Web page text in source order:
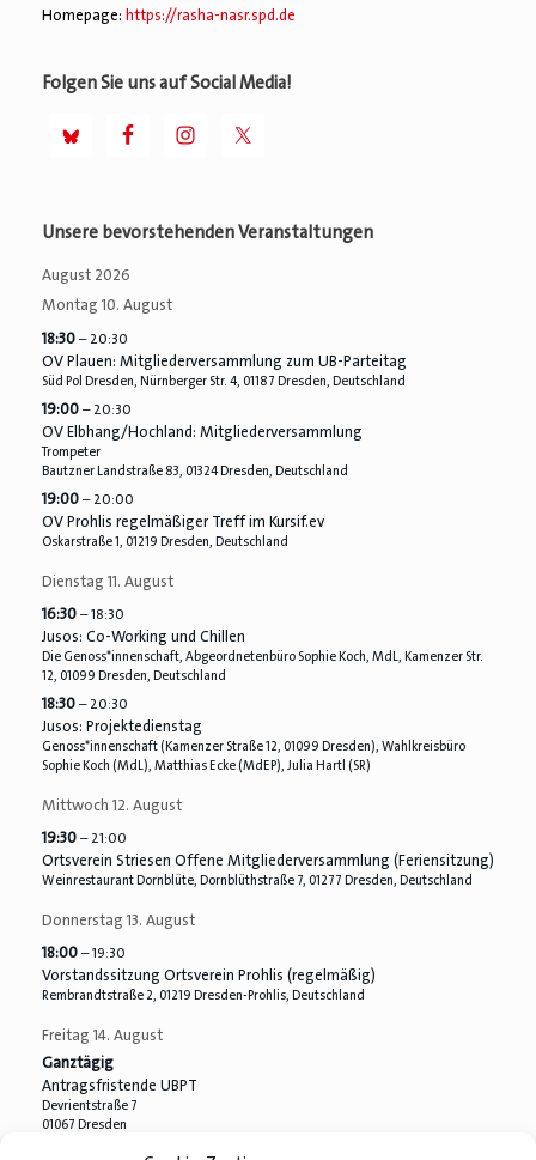
Homepage: https://rasha-nasr.spd.de
Folgen Sie uns auf Social Media!
Unsere bevorstehenden Veranstaltungen
August 2026
Montag 10. August
18:30 – 20:30
OV Plauen: Mitgliederversammlung zum UB-Parteitag
Süd Pol Dresden, Nürnberger Str. 4, 01187 Dresden, Deutschland
19:00 – 20:30
OV Elbhang/Hochland: Mitgliederversammlung
Trompeter
Bautzner Landstraße 83, 01324 Dresden, Deutschland
19:00 – 20:00
OV Prohlis regelmäßiger Treff im Kursif.ev
Oskarstraße 1, 01219 Dresden, Deutschland
Dienstag 11. August
16:30 – 18:30
Jusos: Co-Working und Chillen
Die Genoss*innenschaft, Abgeordnetenbüro Sophie Koch, MdL, Kamenzer Str.
12, 01099 Dresden, Deutschland
18:30 – 20:30
Jusos: Projektedienstag
Genoss*innenschaft (Kamenzer Straße 12, 01099 Dresden), Wahlkreisbüro
Sophie Koch (MdL), Matthias Ecke (MdEP), Julia Hartl (SR)
Mittwoch 12. August
19:30 – 21:00
Ortsverein Striesen Offene Mitgliederversammlung (Feriensitzung)
Weinrestaurant Dornblüte, Dornblüthstraße 7, 01277 Dresden, Deutschland
Donnerstag 13. August
18:00 – 19:30
Vorstandssitzung Ortsverein Prohlis (regelmäßig)
Rembrandtstraße 2, 01219 Dresden-Prohlis, Deutschland
Freitag 14. August
Ganztägig
Antragsfristende UBPT
Devrientstraße 7
01067 Dresden